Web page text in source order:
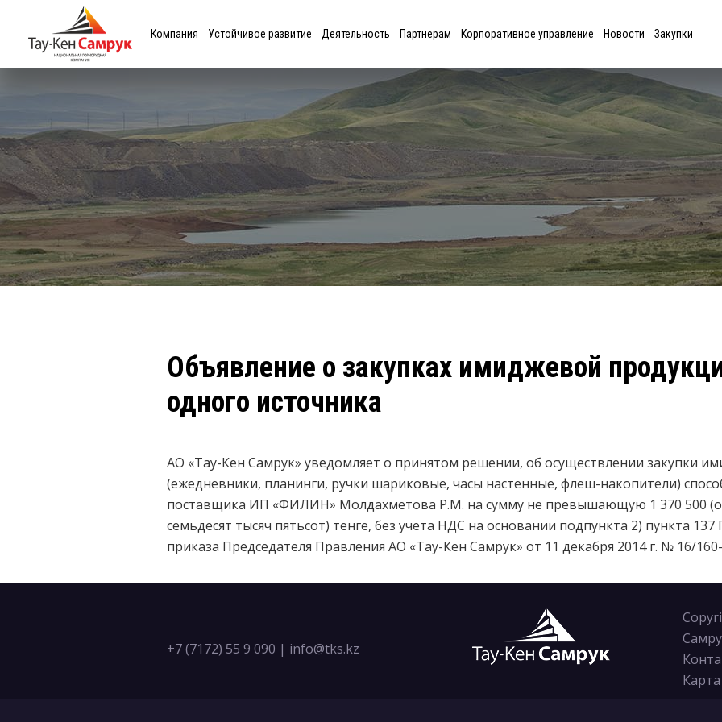
Компания Устойчивое развитие Деятельность Партнерам Корпоративное управление Новости Закупки
Объявление о закупках имиджевой
одного источника
АО «Тау-Кен Самрук» уведомляет о принятом решении, об осуществлении закупки
(ежедневники, планинги, ручки шариковые, часы настенные, флеш-накопители)
поставщика ИП «ФИЛИН» Молдахметова Р.М. на сумму не превышающую 1 370 500
семьдесят тысяч пятьсот) тенге, без учета НДС на основании подпункта 2) пункта
приказа Председателя Правления АО «Тау-Кен Самрук» от 11 декабря 2014 г. № 16/
+7 (7172) 55 9 090 | info@tks.kz